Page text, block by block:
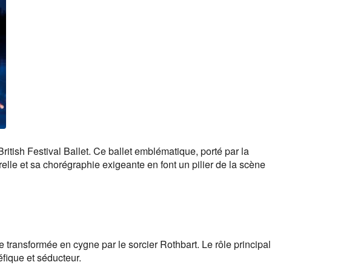
Festival Ballet. Ce ballet emblématique, porté par la
et sa chorégraphie exigeante en font un pilier de la scène
transformée en cygne par le sorcier Rothbart. Le rôle principal
et séducteur.